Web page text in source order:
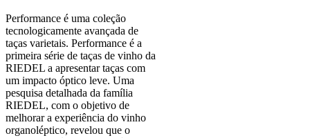
Performance é uma coleção
tecnologicamente avançada de
taças varietais. Performance é a
primeira série de taças de vinho da
RIEDEL a apresentar taças com
um impacto óptico leve. Uma
pesquisa detalhada da família
RIEDEL, com o objetivo de
melhorar a experiência do vinho
organoléptico, revelou que o